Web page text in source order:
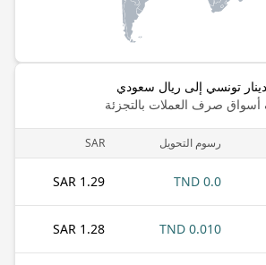
تونسي إلى ريال سعودي
صرف العملات بالتجزئة
رسوم التحويل SAR
0.0 TND
1.29 SAR
0.010 TND
1.28 SAR